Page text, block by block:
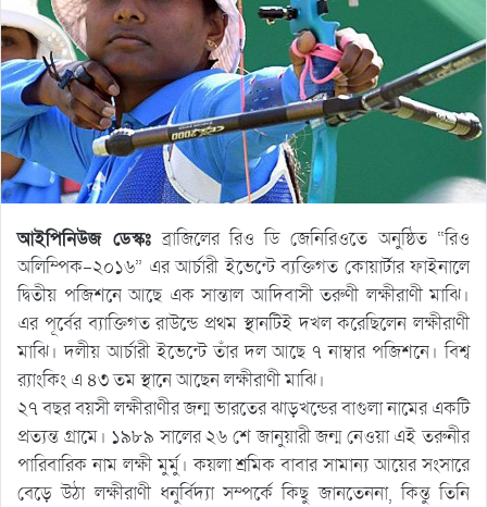
আইপিনিউজ ডেস্কঃ ব্রাজিলের রিও ডি জেনিরিওতে অনুষ্ঠিত “রিও
অলিম্পিক-২০১৬” এর আর্চারী ইভেন্টে ব্যক্তিগত কোয়ার্টার ফাইনালে
দ্বিতীয় পজিশনে আছে এক সান্তাল আদিবাসী তরুণী লক্ষীরাণী মাঝি।
এর পূর্বের ব্যাক্তিগত রাউন্ডে প্রথম স্থানটিই দখল করেছিলেন লক্ষীরাণী
মাঝি। দলীয় আর্চারী ইভেন্টে তাঁর দল আছে ৭ নাম্বার পজিশনে। বিশ্ব
র‍্যাংকিং এ ৪৩ তম স্থানে আছেন লক্ষীরাণী মাঝি।
২৭ বছর বয়সী লক্ষীরাণীর জন্ম ভারতের ঝাড়খন্ডের বাগুলা নামের একটি
প্রত্যন্ত গ্রামে। ১৯৮৯ সালের ২৬ শে জানুয়ারী জন্ম নেওয়া এই তরুনীর
পারিবারিক নাম লক্ষী মুর্মু। কয়লা শ্রমিক বাবার সামান্য আয়ের সংসারে
বেড়ে উঠা লক্ষীরাণী ধনুর্বিদ্যা সম্পর্কে কিছু জানতেননা, কিন্তু তিনি